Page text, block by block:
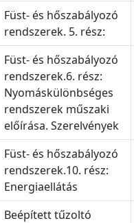
Füst- és hőszabályozó
rendszerek. 5. rész:
Füst- és hőszabályozó
rendszerek.6. rész:
Nyomáskülönbséges
rendszerek műszaki
előírása. Szerelvények
Füst- és hőszabályozó
rendszerek.10. rész:
Energiaellátás
Beépített tűzoltó